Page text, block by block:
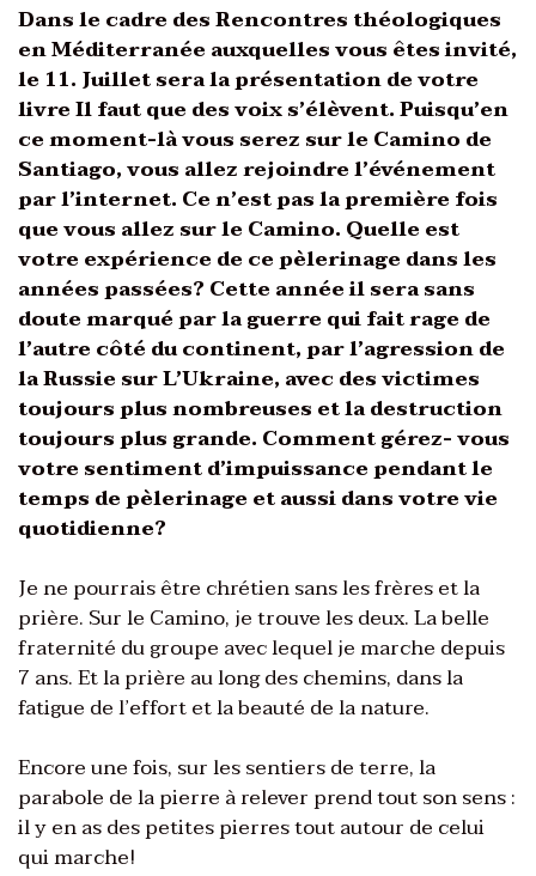
Dans le cadre des Rencontres théologiques
en Méditerranée auxquelles vous êtes invité,
le 11. Juillet sera la présentation de votre
livre Il faut que des voix s’élèvent. Puisqu’en
ce moment-là vous serez sur le Camino de
Santiago, vous allez rejoindre l’événement
par l’internet. Ce n’est pas la première fois
que vous allez sur le Camino. Quelle est
votre expérience de ce pèlerinage dans les
années passées? Cette année il sera sans
doute marqué par la guerre qui fait rage de
l’autre côté du continent, par l’agression de
la Russie sur L’Ukraine, avec des victimes
toujours plus nombreuses et la destruction
toujours plus grande. Comment gérez- vous
votre sentiment d’impuissance pendant le
temps de pèlerinage et aussi dans votre vie
quotidienne?
Je ne pourrais être chrétien sans les frères et la
prière. Sur le Camino, je trouve les deux. La belle
fraternité du groupe avec lequel je marche depuis
7 ans. Et la prière au long des chemins, dans la
fatigue de l’effort et la beauté de la nature.
Encore une fois, sur les sentiers de terre, la
parabole de la pierre à relever prend tout son sens :
il y en as des petites pierres tout autour de celui
qui marche!